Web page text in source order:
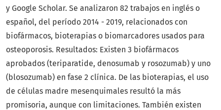
y Google Scholar. Se analizaron 82 trabajos en inglés o
español, del período 2014 - 2019, relacionados con
biofármacos, bioterapias o biomarcadores usados para
osteoporosis. Resultados: Existen 3 biofármacos
aprobados (teriparatide, denosumab y rosozumab) y uno
(blosozumab) en fase 2 clínica. De las bioterapias, el uso
de células madre mesenquimales resultó la más
promisoria, aunque con limitaciones. También existen